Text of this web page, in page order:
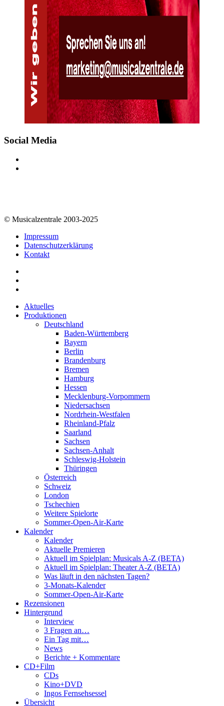
Social Media
© Musicalzentrale 2003-2025
Impressum
Datenschutzerklärung
Kontakt
Aktuelles
Produktionen
Deutschland
Baden-Württemberg
Bayern
Berlin
Brandenburg
Bremen
Hamburg
Hessen
Mecklenburg-Vorpommern
Niedersachsen
Nordrhein-Westfalen
Rheinland-Pfalz
Saarland
Sachsen
Sachsen-Anhalt
Schleswig-Holstein
Thüringen
Österreich
Schweiz
London
Tschechien
Weitere Spielorte
Sommer-Open-Air-Karte
Kalender
Kalender
Aktuelle Premieren
Aktuell im Spielplan: Musicals A-Z (BETA)
Aktuell im Spielplan: Theater A-Z (BETA)
Was läuft in den nächsten Tagen?
3-Monats-Kalender
Sommer-Open-Air-Karte
Rezensionen
Hintergrund
Interview
3 Fragen an…
Ein Tag mit…
News
Berichte + Kommentare
CD+Film
CDs
Kino+DVD
Ingos Fernsehsessel
Übersicht